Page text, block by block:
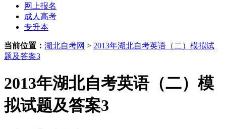
网上报名
成人高考
专升本
当前位置： 湖北自考网 > 2013年湖北自考英语（二）模拟试
题及答案3
2013年湖北自考英语（二）模
拟试题及答案3